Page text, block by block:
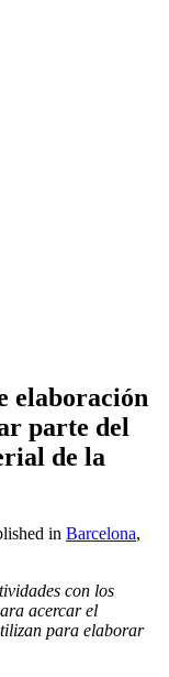
elaboración
parte del
de la
in Barcelona,
con los
acercar el
para elaborar